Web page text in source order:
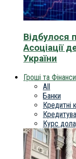
Відбулося
Асоціації
України
Гроші та Фінанси
All
Банки
Кредитні
Курс